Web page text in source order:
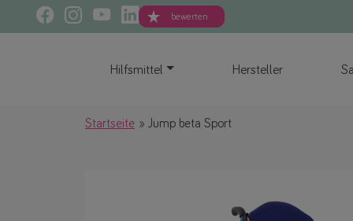
bewerten
Hilfsmittel Hersteller
Startseite Jump beta Sport